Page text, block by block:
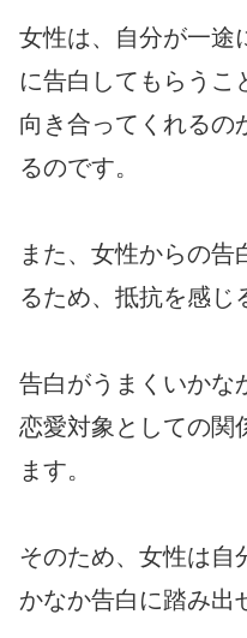
女性は、自分が一途
に告白してもらうこ
向き合ってくれるの
るのです。
また、女性からの告
るため、抵抗を感じ
告白がうまくいかな
恋愛対象としての関
ます。
そのため、女性は自
かなか告白に踏み出